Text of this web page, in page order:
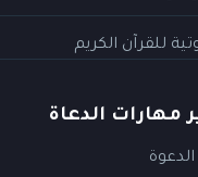
للقرآن الكريم
مهارات الدعاة